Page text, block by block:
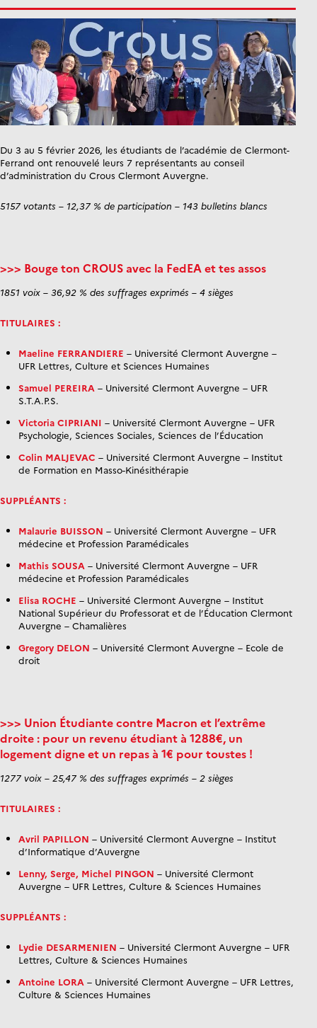
Du 3 au 5 février 2026, les étudiants de l’académie de Clermont-
Ferrand ont renouvelé leurs 7 représentants au conseil
d’administration du Crous Clermont Auvergne.
5157 votants – 12,37 % de participation – 143 bulletins blancs
>>> Bouge ton CROUS avec la FedEA et tes assos
1851 voix – 36,92 % des suffrages exprimés – 4 sièges
TITULAIRES :
Maeline FERRANDIERE – Université Clermont Auvergne –
UFR Lettres, Culture et Sciences Humaines
Samuel PEREIRA – Université Clermont Auvergne – UFR
S.T.A.P.S.
Victoria CIPRIANI – Université Clermont Auvergne – UFR
Psychologie, Sciences Sociales, Sciences de l’Éducation
Colin MALJEVAC – Université Clermont Auvergne – Institut
de Formation en Masso-Kinésithérapie
SUPPLÉANTS :
Malaurie BUISSON – Université Clermont Auvergne – UFR
médecine et Profession Paramédicales
Mathis SOUSA – Université Clermont Auvergne – UFR
médecine et Profession Paramédicales
Elisa ROCHE – Université Clermont Auvergne – Institut
National Supérieur du Professorat et de l’Éducation Clermont
Auvergne – Chamalières
Gregory DELON – Université Clermont Auvergne – Ecole de
droit
>>> Union Étudiante contre Macron et l’extrême
droite : pour un revenu étudiant à 1288€, un
logement digne et un repas à 1€ pour toustes !
1277 voix – 25,47 % des suffrages exprimés – 2 sièges
TITULAIRES :
Avril PAPILLON – Université Clermont Auvergne – Institut
d’Informatique d’Auvergne
Lenny, Serge, Michel PINGON – Université Clermont
Auvergne – UFR Lettres, Culture & Sciences Humaines
SUPPLÉANTS :
Lydie DESARMENIEN – Université Clermont Auvergne – UFR
Lettres, Culture & Sciences Humaines
Antoine LORA – Université Clermont Auvergne – UFR Lettres,
Culture & Sciences Humaines